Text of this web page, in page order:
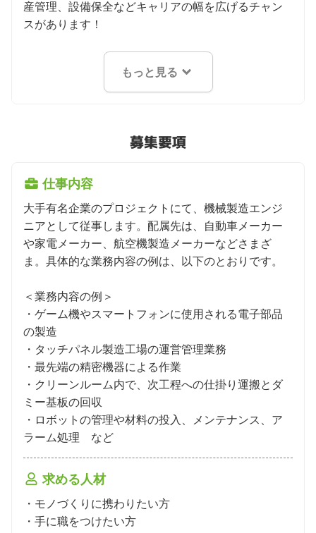
産管理、設備保全などキャリアの幅を広げるチャン
スがあります！
もっと見る
募集要項
仕事内容
大手有名企業のプロジェクトにて、機械製造エンジ
ニアとして従事します。配属先は、自動車メーカー
や家電メーカー、航空機製造メーカーなどさまざ
ま。具体的な業務内容の例は、以下のとおりです。
＜業務内容の例＞
・ゲーム機やスマートフォンに使用される電子部品
の製造
・タッチパネル製造工場の運営管理業務
・最先端の精密機器による作業
・クリーンルーム内で、次工程への仕掛り運搬とダ
ミー基板の回収
・ロボットの管理や材料の投入、メンテナンス、ア
ラーム処理　など
求める人材
・モノづくりに携わりたい方
・手に職をつけたい方